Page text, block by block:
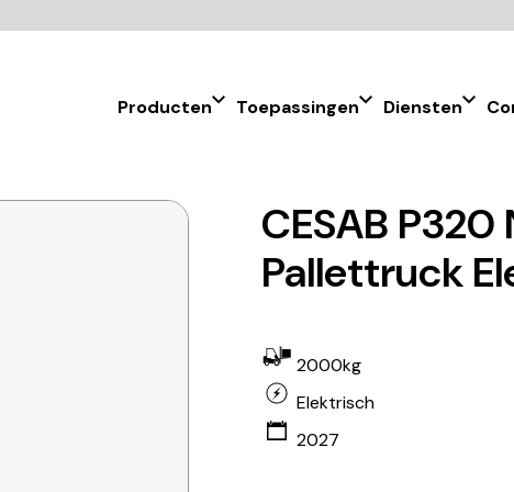
Producten Toepassingen Diensten
CESAB
Pallettruck
2000kg
Elektrisch
2027